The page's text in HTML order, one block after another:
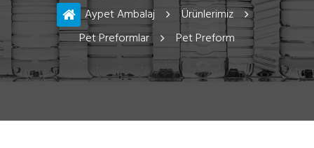
Aypet Ambalaj
Ürünlerimiz
Pet Preformlar
Pet Preform